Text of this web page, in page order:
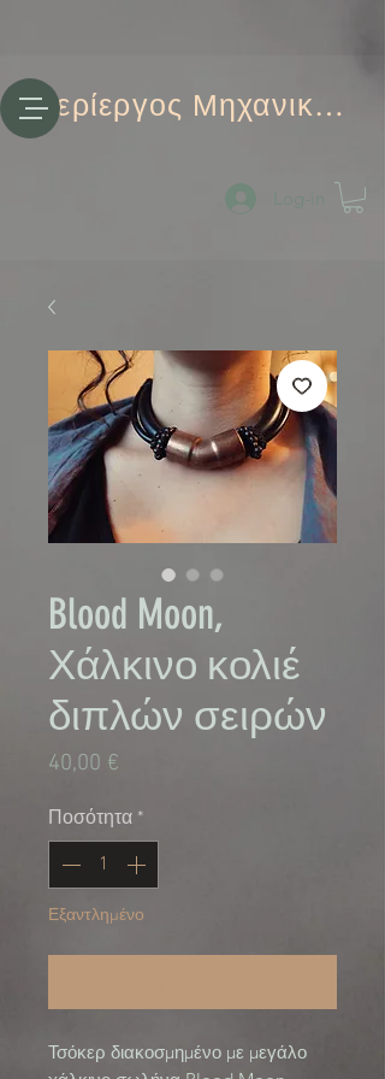
Περίεργος Μηχανικός
Log-in
Blood Moon,
Χάλκινο κολιέ
διπλών σειρών
40,00 €
Ποσότητα *
Εξαντλημένο
Τσόκερ διακοσμημένο με μεγάλο